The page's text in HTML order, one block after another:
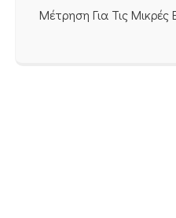
Μέτρηση Για Τις Μικρές